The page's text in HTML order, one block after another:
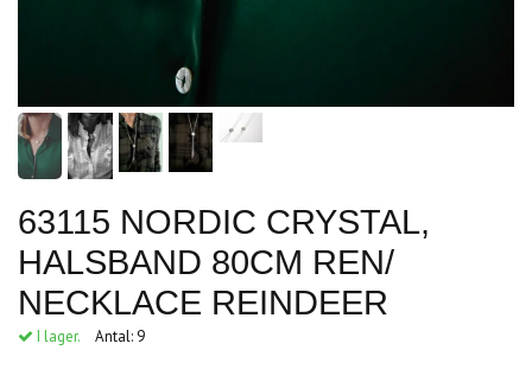
63115 NORDIC CRYSTAL,
HALSBAND 80CM REN/
NECKLACE REINDEER
I lager. Antal: 9